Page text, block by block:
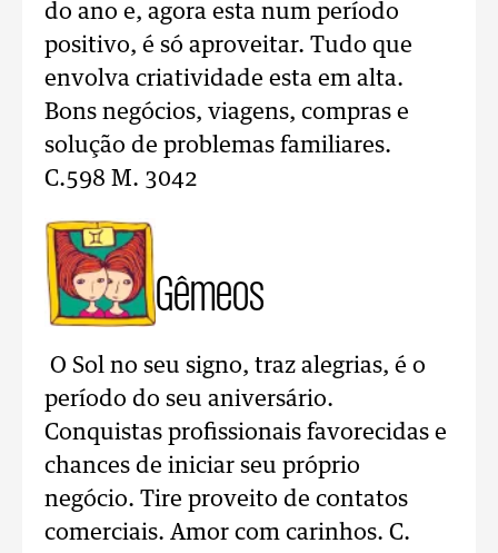
do ano e, agora esta num período
positivo, é só aproveitar. Tudo que
envolva criatividade esta em alta.
Bons negócios, viagens, compras e
solução de problemas familiares.
C.598 M. 3042
Gêmeos
O Sol no seu signo, traz alegrias, é o
período do seu aniversário.
Conquistas profissionais favorecidas e
chances de iniciar seu próprio
negócio. Tire proveito de contatos
comerciais. Amor com carinhos. C.